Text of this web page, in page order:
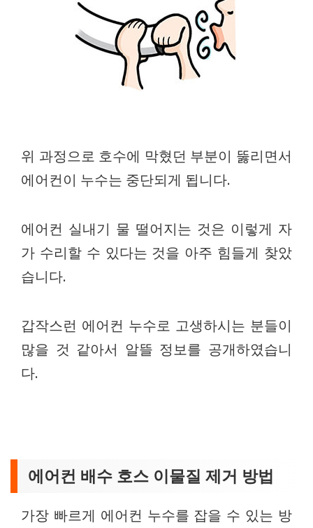
위 과정으로 호수에 막혔던 부분이 뚫리면서
에어컨이 누수는 중단되게 됩니다.
에어컨 실내기 물 떨어지는 것은 이렇게 자
가 수리할 수 있다는 것을 아주 힘들게 찾았
습니다.
갑작스런 에어컨 누수로 고생하시는 분들이
많을 것 같아서 알뜰 정보를 공개하였습니
다.
에어컨 배수 호스 이물질 제거 방법
가장 빠르게 에어컨 누수를 잡을 수 있는 방